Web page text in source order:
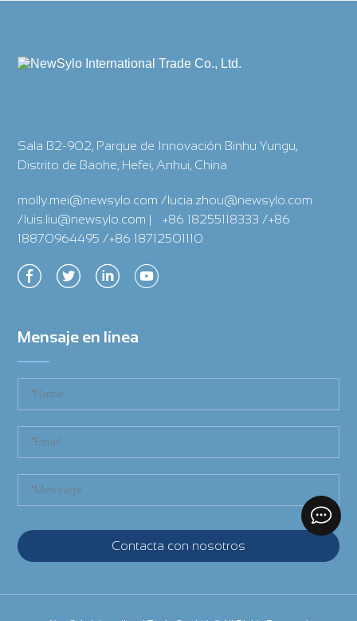
Sala B2-902, Parque de Innovación Binhu Yungu,
Distrito de Baohe, Hefei, Anhui, China
molly.mei@newsylo.com /lucia.zhou@newsylo.com
/luis.liu@newsylo.com |
+86 18255118333 /+86
18870964495 /+86 18712501110
Mensaje en línea
Contacta con nosotros